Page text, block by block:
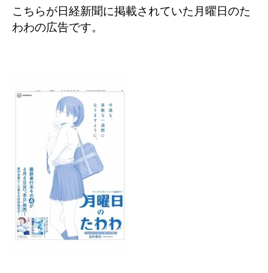
こちらが日経新聞に掲載されていた月曜日のた
わわの広告です。